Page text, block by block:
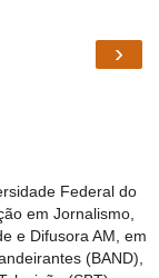
›
Federal do
em Jornalismo,
e Difusora AM, em
(BAND),